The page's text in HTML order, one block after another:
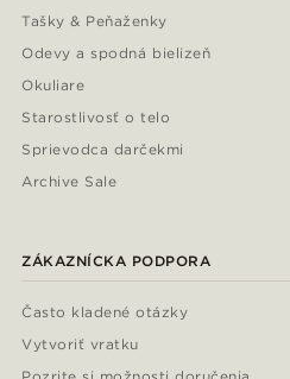
Tašky & Peňaženky
Odevy a spodná bielizeň
Okuliare
Starostlivosť o telo
Sprievodca darčekmi
Archive Sale
ZÁKAZNÍCKA PODPORA
Často kladené otázky
Vytvoriť vratku